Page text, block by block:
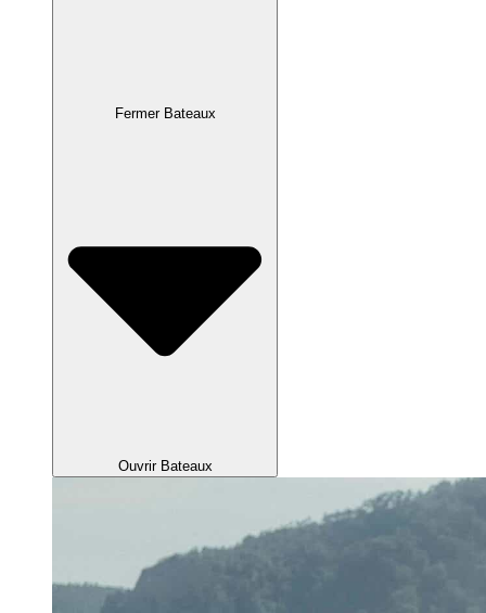
Fermer Bateaux
Ouvrir Bateaux